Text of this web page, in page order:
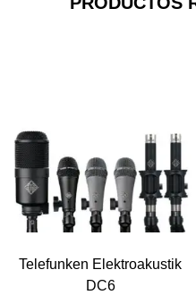
Telefunken Elektroakustik
DC6